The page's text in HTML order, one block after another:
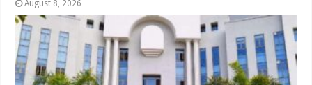
August 8, 2026